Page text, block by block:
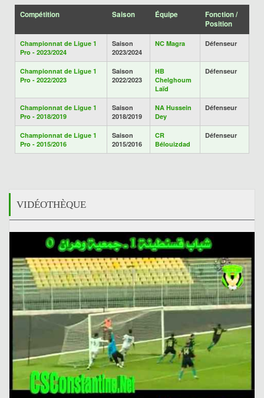
Compétition Saison Équipe
Fonction /
Position
Championnat de Ligue 1
Pro - 2023/2024
Saison
2023/2024
NC Magra Défenseur
Championnat de Ligue 1
Pro - 2022/2023
Saison
2022/2023
HB
Chelghoum
Laïd
Défenseur
Championnat de Ligue 1
Pro - 2018/2019
Saison
2018/2019
NA Hussein
Dey
Défenseur
Championnat de Ligue 1
Pro - 2015/2016
Saison
2015/2016
CR
Bélouizdad
Défenseur
VIDÉOTHÈQUE